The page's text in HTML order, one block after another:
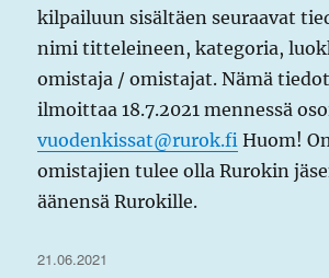
kilpailuun sisältäen seuraavat
nimi titteleineen, kategoria,
omistaja / omistajat. Nämä
ilmoittaa 18.7.2021 mennessä
vuodenkissat@rurok.fi Huom!
omistajien tulee olla Rurokin
äänensä Rurokille.
Julkaistu
21.06.2021